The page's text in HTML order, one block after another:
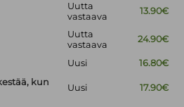
Uutta
vastaava
13.90€
Uutta
vastaava
24.90€
Uusi
16.80€
kun
Uusi 17.90€